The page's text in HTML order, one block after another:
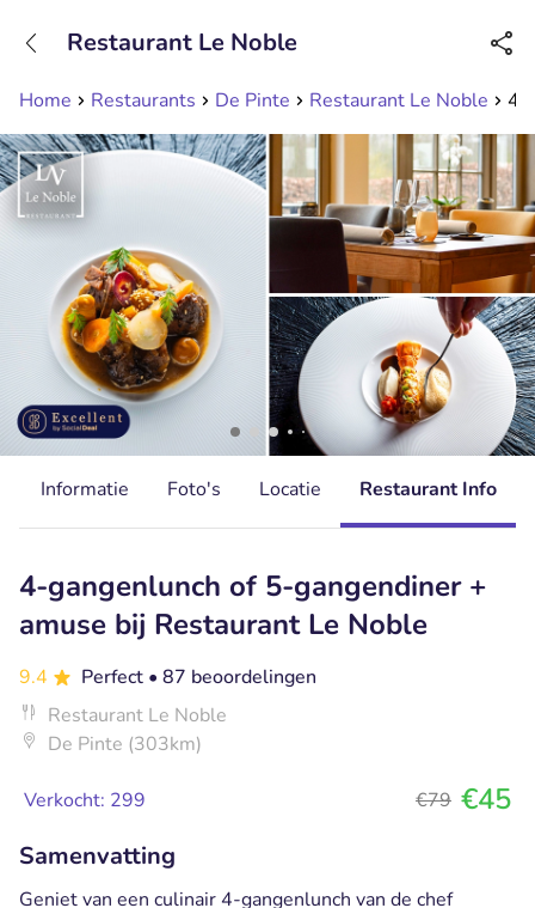
Bereikbaar tot 23:00 uur
Home Restaurants De Pinte Restaurant Le Noble 4-
Restaurant Le Noble
Informatie Foto's Locatie Restaurant Info
4-gangenlunch of 5-gangendiner +
amuse bij Restaurant Le Noble
9.4 Perfect • 87 beoordelingen
Restaurant Le Noble
De Pinte (303km)
Verkocht: 299 €79 €45
Samenvatting
Geniet van een culinair 4-gangenlunch van de chef